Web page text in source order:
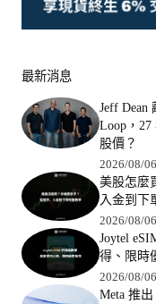
最新消息
Jeff Dean
Loop，27
股價？
2026/08/06
美股怎麼
入金到下
2026/08/06
Joytel
得、限時
2026/08/06
Meta 推出